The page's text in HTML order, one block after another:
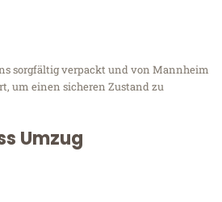
sorgfältig verpackt und von Mannheim
um einen sicheren Zustand zu
Umzug